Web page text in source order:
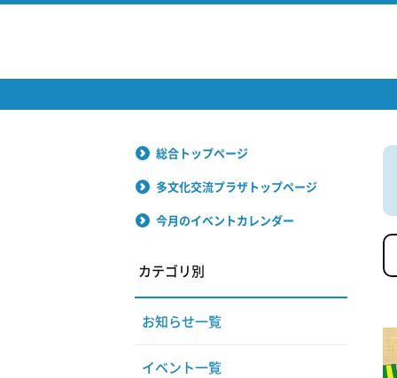
総合トップページ
多文化交流プラザトップページ
今月のイベントカレンダー
カテゴリ別
お知らせ一覧
イベント一覧